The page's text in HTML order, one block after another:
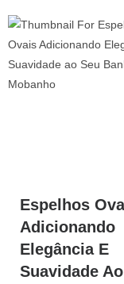
Espelhos
Adicionando
Elegância E
Suavidade